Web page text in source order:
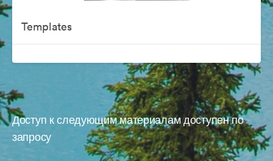
Templates
Доступ к следующим материалам доступен по
запросу